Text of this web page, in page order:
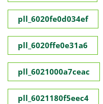
pll_6020fe0d034ef
pll_6020ffe0e31a6
pll_6021000a7ceac
pll_6021180f5eec4